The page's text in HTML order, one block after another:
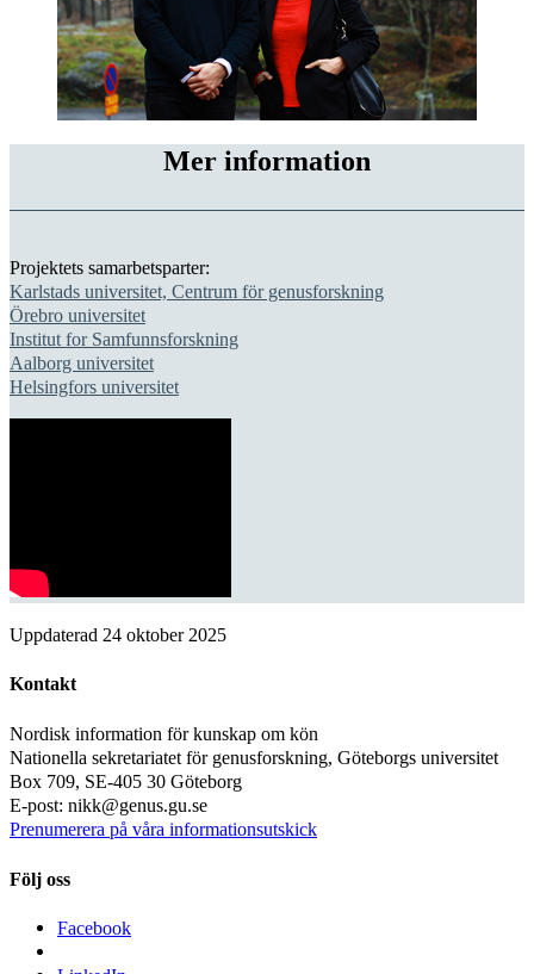
Mer information
Projektets samarbetsparter:
Karlstads universitet, Centrum för genusforskning
Örebro universitet
Institut for Samfunnsforskning
Aalborg universitet
Helsingfors universitet
Uppdaterad 24 oktober 2025
Kontakt
Nordisk information för kunskap om kön
Nationella sekretariatet för genusforskning, Göteborgs universitet
Box 709, SE-405 30 Göteborg
E-post: nikk@genus.gu.se
Prenumerera på våra informationsutskick
Följ oss
Facebook